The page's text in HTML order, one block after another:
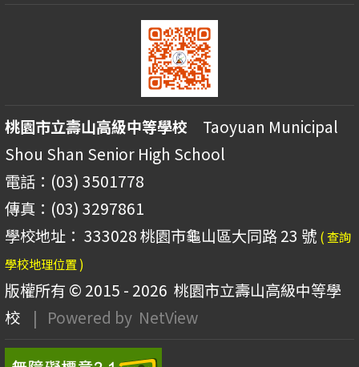
桃園市立壽山高級中等學校 Taoyuan Municipal
Shou Shan Senior High School
電話：(03) 3501778
傳真：(03) 3297861
學校地址： 333028 桃園市龜山區大同路 23 號 ( 查詢
學校地理位置 )
版權所有 © 2015 - 2026 桃園市立壽山高級中等學
校
| Powered by NetView